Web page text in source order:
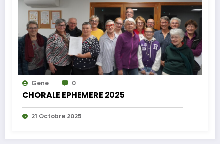
Gene 0
CHORALE EPHEMERE 2025
21 Octobre 2025